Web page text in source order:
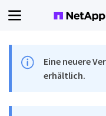
Eine neuere
erhältlich.